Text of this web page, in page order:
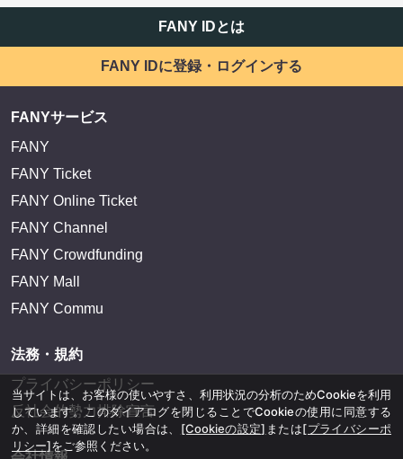
FANY IDとは
FANY IDに登録・ログインする
FANYサービス
FANY
FANY Ticket
FANY Online Ticket
FANY Channel
FANY Crowdfunding
FANY Mall
FANY Commu
法務・規約
プライバシーポリシー
反社会的勢力排除宣言
当サイトは、お客様の使いやすさ、利用状況の分析のためCookieを利用
しています。このダイアログを閉じることでCookieの使用に同意する
か、詳細を確認したい場合は、 [Cookieの設定] または[プライバシーポ
リシー]をご参照ください。